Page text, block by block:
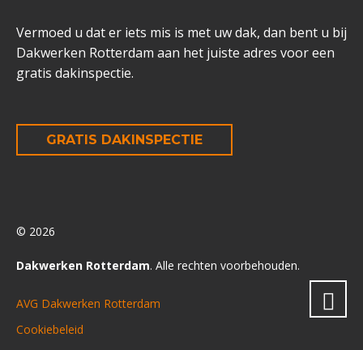
Vermoed u dat er iets mis is met uw dak, dan bent u bij
Dakwerken Rotterdam aan het juiste adres voor een
gratis dakinspectie.
GRATIS DAKINSPECTIE
© 2026
Dakwerken Rotterdam. Alle rechten voorbehouden.
AVG Dakwerken Rotterdam
Cookiebeleid